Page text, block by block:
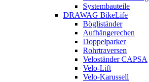
Systembauteile
DRAWAG BikeLife
Bögliständer
Aufhängerechen
Doppelparker
Rohrtraversen
Veloständer CAPSA
Velo-Lift
Velo-Karussell